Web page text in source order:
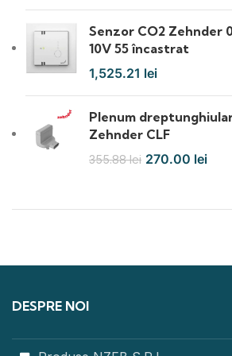
Senzor CO2 Zehnder
10V 55 încastrat
1,525.21 lei
Plenum
Zehnder CLF
355.88lei 270.00 lei
DESPRE NOI